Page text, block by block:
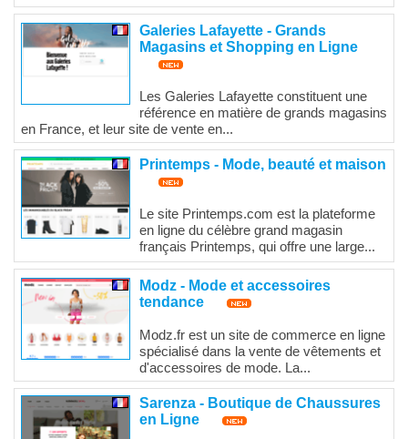
Galeries Lafayette - Grands
Magasins et Shopping en Ligne
Les Galeries Lafayette constituent une
référence en matière de grands magasins
en France, et leur site de vente en...
Printemps - Mode, beauté et maison
Le site Printemps.com est la plateforme
en ligne du célèbre grand magasin
français Printemps, qui offre une large...
Modz - Mode et accessoires
tendance
Modz.fr est un site de commerce en ligne
spécialisé dans la vente de vêtements et
d'accessoires de mode. La...
Sarenza - Boutique de Chaussures
en Ligne